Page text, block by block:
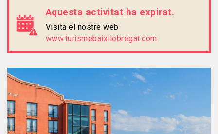
Aquesta activitat ha expirat.
Visita el nostre web
www.turismebaixllobregat.com